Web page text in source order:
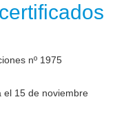
nº 1975
el 15 de noviembre